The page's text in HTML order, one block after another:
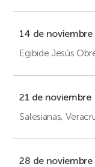
14 de noviembre
Egibide Jesús
21 de noviembre
Salesianas,
28 de noviembre